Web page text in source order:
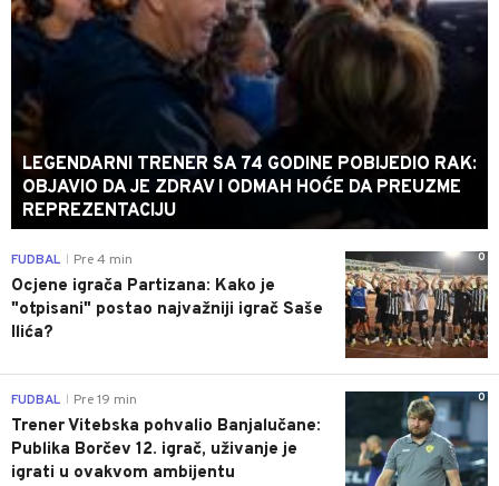
LEGENDARNI TRENER SA 74 GODINE POBIJEDIO RAK:
OBJAVIO DA JE ZDRAV I ODMAH HOĆE DA PREUZME
REPREZENTACIJU
0
FUDBAL Pre 4 min
Ocjene igrača Partizana: Kako je
"otpisani" postao najvažniji igrač Saše
Ilića?
0
FUDBAL Pre 19 min
Trener Vitebska pohvalio Banjalučane:
Publika Borčev 12. igrač, uživanje je
igrati u ovakvom ambijentu